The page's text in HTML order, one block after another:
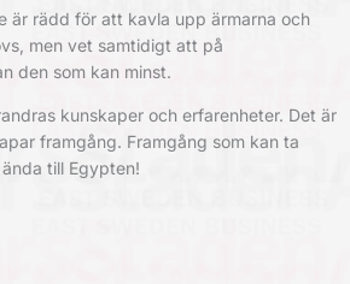
är rädd för att kavla upp ärmarna och
men vet samtidigt att på
den som kan minst.
kunskaper och erfarenheter. Det är
framgång. Framgång som kan ta
till Egypten!